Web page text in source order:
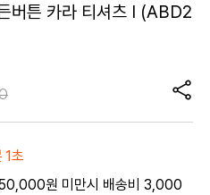
버튼 카라 티셔츠 I (ABD2
1초
원 미만시 배송비 3,000